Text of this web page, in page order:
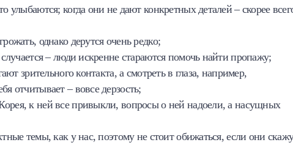
улыбаются; когда они не дают конкретных деталей – скорее
однако дерутся очень редко;
– люди искренне стараются помочь найти пропажу;
зрительного контакта, а смотреть в глаза, например,
отчитывает – вовсе дерзость;
к ней все привыкли, вопросы о ней надоели, а насущных
темы, как у нас, поэтому не стоит обижаться, если они